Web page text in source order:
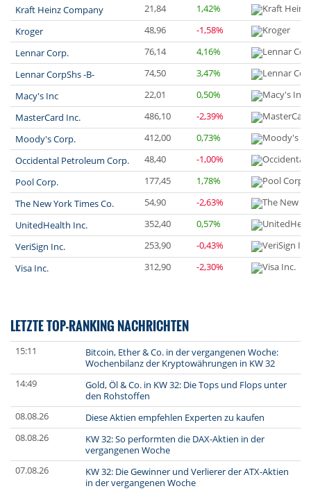
Kraft Heinz Company
21,84
1,42%
Kroger
48,96
-1,58%
Lennar Corp.
76,14
4,16%
Lennar CorpShs -B-
74,50
3,47%
Macy's Inc
22,01
0,50%
MasterCard Inc.
486,10
-2,39%
Moody's Corp.
412,00
0,73%
Occidental Petroleum Corp.
48,40
-1,00%
Pool Corp.
177,45
1,78%
The New York Times Co.
54,90
-2,63%
UnitedHealth Inc.
352,40
0,57%
VeriSign Inc.
253,90
-0,43%
Visa Inc.
312,90 -2,30%
LETZTE TOP-RANKING NACHRICHTEN
15:11
Bitcoin, Ether & Co. in der vergangenen Woche:
Wochenbilanz der Kryptowährungen in KW 32
14:49
Gold, Öl & Co. in KW 32: Die Tops und Flops unter
den Rohstoffen
08.08.26
Diese Aktien empfehlen Experten zu kaufen
08.08.26
KW 32: So performten die DAX-Aktien in der
vergangenen Woche
07.08.26
KW 32: Die Gewinner und Verlierer der ATX-Aktien
in der vergangenen Woche